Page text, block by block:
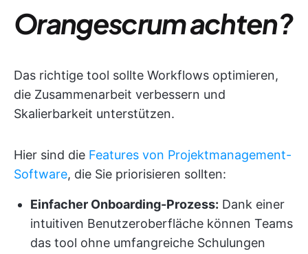
Orangescrum achten?
Das richtige tool sollte Workflows optimieren,
die Zusammenarbeit verbessern und
Skalierbarkeit unterstützen.
Hier sind die Features von Projektmanagement-
Software, die Sie priorisieren sollten:
Einfacher Onboarding-Prozess: Dank einer
intuitiven Benutzeroberfläche können Teams
das tool ohne umfangreiche Schulungen